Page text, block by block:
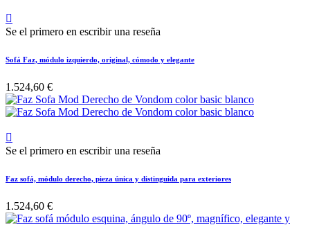

Se el primero en escribir una reseña
Sofá Faz, módulo izquierdo, original, cómodo y elegante
1.524,60 €

Se el primero en escribir una reseña
Faz sofá, módulo derecho, pieza única y distinguida para exteriores
1.524,60 €